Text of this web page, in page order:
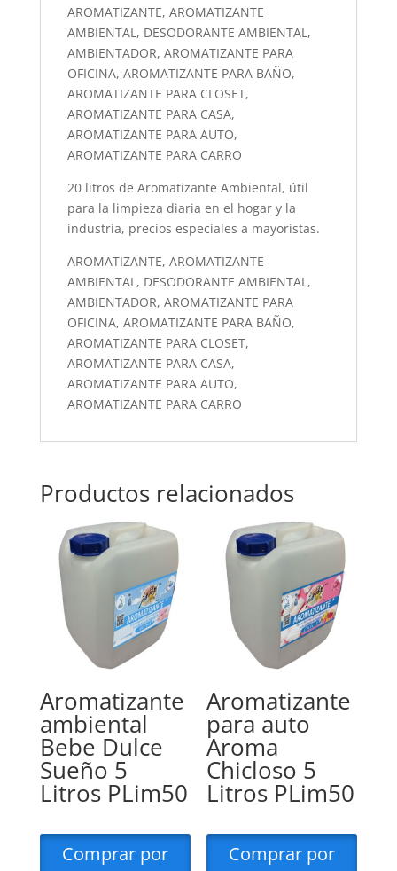
AROMATIZANTE, AROMATIZANTE
AMBIENTAL, DESODORANTE AMBIENTAL,
AMBIENTADOR, AROMATIZANTE PARA
OFICINA, AROMATIZANTE PARA BAÑO,
AROMATIZANTE PARA CLOSET,
AROMATIZANTE PARA CASA,
AROMATIZANTE PARA AUTO,
AROMATIZANTE PARA CARRO
20 litros de Aromatizante Ambiental, útil
para la limpieza diaria en el hogar y la
industria, precios especiales a mayoristas.
AROMATIZANTE, AROMATIZANTE
AMBIENTAL, DESODORANTE AMBIENTAL,
AMBIENTADOR, AROMATIZANTE PARA
OFICINA, AROMATIZANTE PARA BAÑO,
AROMATIZANTE PARA CLOSET,
AROMATIZANTE PARA CASA,
AROMATIZANTE PARA AUTO,
AROMATIZANTE PARA CARRO
Productos relacionados
Aromatizante
ambiental
Bebe Dulce
Sueño 5
Litros PLim50
Comprar por
Aromatizante
para auto
Aroma
Chicloso 5
Litros PLim50
Comprar por